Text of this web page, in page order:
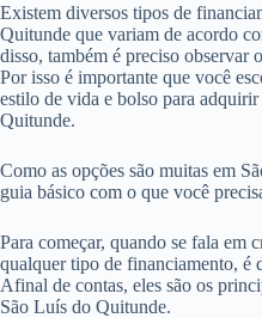
Existem diversos tipos de
Quitunde que variam de acordo
disso, também é preciso observar
Por isso é importante que você
estilo de vida e bolso para
Quitunde.
Como as opções são muitas em
guia básico com o que você
Para começar, quando se fala em
qualquer tipo de financiamento, é
Afinal de contas, eles são os
São Luís do Quitunde.